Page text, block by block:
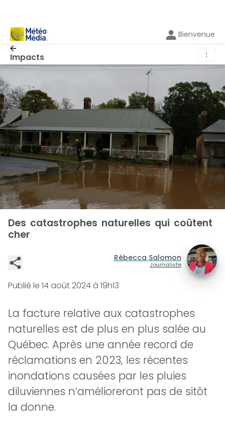
Bienvenue
Impacts ⋮
Des catastrophes naturelles qui coûtent
cher
Rébecca Salomon
Journaliste
Publié le 14 août 2024 à 19h13
La facture relative aux catastrophes
naturelles est de plus en plus salée au
Québec. Après une année record de
réclamations en 2023, les récentes
inondations causées par les pluies
diluviennes n’amélioreront pas de sitôt
la donne.